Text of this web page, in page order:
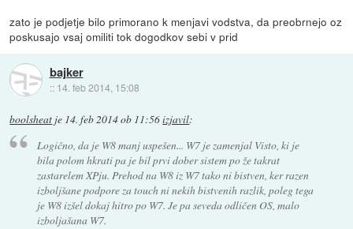
zato je podjetje bilo primorano k menjavi vodstva, da preobrnejo oz
poskusajo vsaj omiliti tok dogodkov sebi v prid
bajker
:: 14. feb 2014, 15:08
boolsheat je 14. feb 2014 ob 11:56izjavil:
Logično, da je W8 manj uspešen... W7 je zamenjal Visto, ki je
bila polom hkrati pa je bil prvi dober sistem po že takrat
zastarelem XPju. Prehod na W8 iz W7 tako ni bistven, ker razen
izboljšane podpore za touch ni nekih bistvenih razlik, poleg tega
je W8 izšel dokaj hitro po W7. Je pa seveda odličen OS, malo
izboljašana W7.